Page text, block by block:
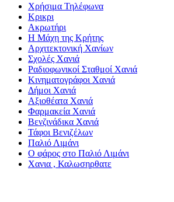
Χρήσιμα Τηλέφωνα
Κρικρι
Ακρωτήρι
Η Μάχη της Κρήτης
Αρχιτεκτονική Χανίων
Σχολές Χανιά
Ραδιοφωνικοί Σταθμοί Χανιά
Κινηματογράφοι Χανιά
Δήμοι Χανιά
Αξιοθέατα Χανιά
Φαρμακεία Χανιά
Βενζινάδικα Χανιά
Τάφοι Βενιζέλων
Παλιό Λιμάνι
Ο φάρος στο Παλιό Λιμάνι
Χανια , Καλωσηρθατε